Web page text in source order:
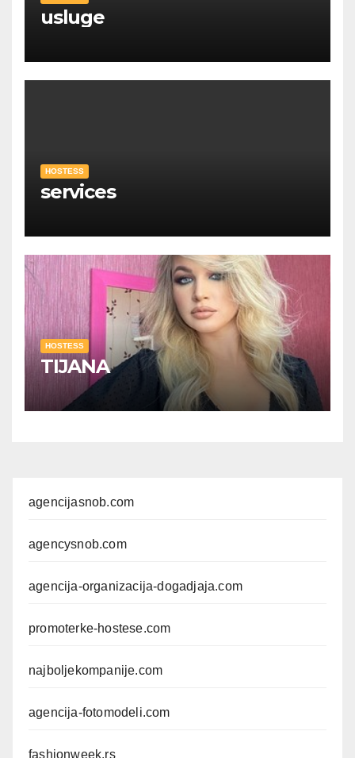
usluge
HOSTESS
services
HOSTESS
TIJANA
agencijasnob.com
agencysnob.com
agencija-organizacija-dogadjaja.com
promoterke-hostese.com
najboljekompanije.com
agencija-fotomodeli.com
fashionweek.rs